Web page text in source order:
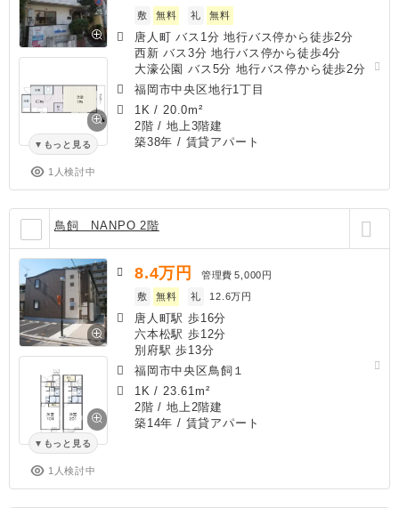
もっと見る
1人検討中
敷
無料 礼 無料
唐人町 バス1分 地行バス停から徒歩2分
西新 バス3分 地行バス停から徒歩4分
大濠公園 バス5分 地行バス停から徒歩2分
福岡市中央区地行1丁目
1K / 20.0m²
2階 / 地上3階建
築38年 / 賃貸アパート
鳥飼 NANPO 2階
もっと見る
1人検討中
8.4万円 管理費 5,000円
敷
無料 礼 12.6万円
唐人町駅 歩16分
六本松駅 歩12分
別府駅 歩13分
福岡市中央区鳥飼１
1K / 23.61m²
2階 / 地上2階建
築14年 / 賃貸アパート